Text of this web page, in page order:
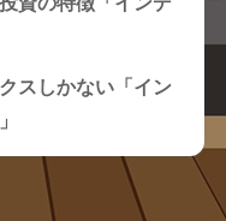
スしかない「イン